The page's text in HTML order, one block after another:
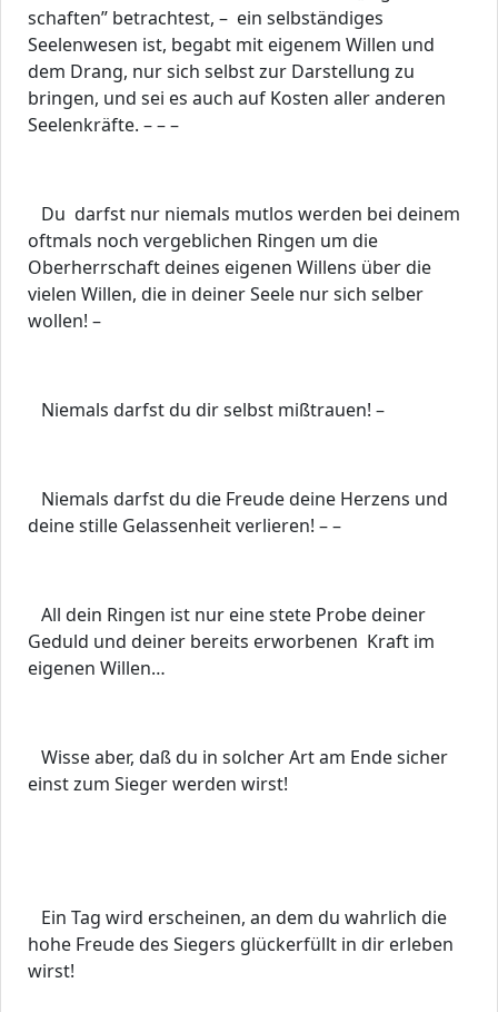
schaften” betrachtest, – ein selbständiges
Seelenwesen ist, begabt mit eigenem Willen und
dem Drang, nur sich selbst zur Darstellung zu
bringen, und sei es auch auf Kosten aller anderen
Seelenkräfte. – – –
Du darfst nur niemals mutlos werden bei deinem
oftmals noch vergeblichen Ringen um die
Oberherrschaft deines eigenen Willens über die
vielen Willen, die in deiner Seele nur sich selber
wollen! –
Niemals darfst du dir selbst mißtrauen! –
Niemals darfst du die Freude deine Herzens und
deine stille Gelassenheit verlieren! – –
All dein Ringen ist nur eine stete Probe deiner
Geduld und deiner bereits erworbenen Kraft im
eigenen Willen…
Wisse aber, daß du in solcher Art am Ende sicher
einst zum Sieger werden wirst!
Ein Tag wird erscheinen, an dem du wahrlich die
hohe Freude des Siegers glückerfüllt in dir erleben
wirst!